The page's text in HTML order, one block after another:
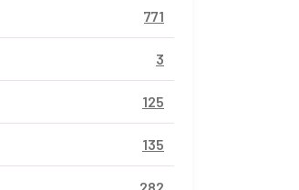
771
3
125
135